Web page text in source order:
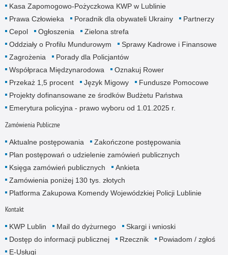
Kasa Zapomogowo-Pożyczkowa KWP w Lublinie
Prawa Człowieka
Poradnik dla obywateli Ukrainy
Partnerzy
Cepol
Ogłoszenia
Zielona strefa
Oddziały o Profilu Mundurowym
Sprawy Kadrowe i Finansowe
Zagrożenia
Porady dla Policjantów
Współpraca Międzynarodowa
Oznakuj Rower
Przekaż 1,5 procent
Język Migowy
Fundusze Pomocowe
Projekty dofinansowane ze środków Budżetu Państwa
Emerytura policyjna - prawo wyboru od 1.01.2025 r.
Zamówienia Publiczne
Aktualne postępowania
Zakończone postępowania
Plan postępowań o udzielenie zamówień publicznych
Księga zamówień publicznych
Ankieta
Zamówienia poniżej 130 tys. złotych
Platforma Zakupowa Komendy Wojewódzkiej Policji Lublinie
Kontakt
KWP Lublin Mail do dyżurnego
Skargi i wnioski
Dostęp do informacji publicznej
Rzecznik
Powiadom / zgłoś
E-Usługi